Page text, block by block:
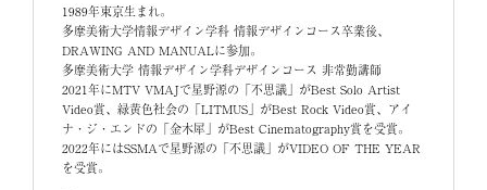
1989年東京生まれ。
多摩美術大学情報デザイン学科 情報デザインコース卒業後、
DRAWING AND MANUALに参加。
多摩美術大学 情報デザイン学科デザインコース 非常勤講師
2021年にMTV VMAJで星野源の「不思議」がBest Solo Artist
Video賞、緑黄色社会の「LITMUS」がBest Rock Video賞、アイ
ナ・ジ・エンドの「金木犀」がBest Cinematography賞を受賞。
2022年にはSSMAで星野源の「不思議」がVIDEO OF THE YEAR
を受賞。